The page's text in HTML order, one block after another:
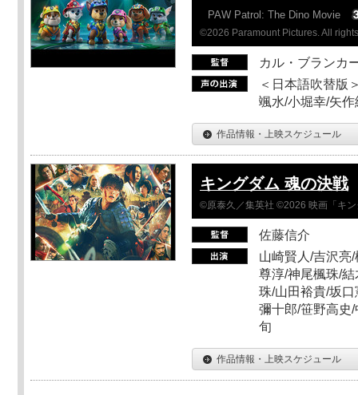
PAW Patrol: The Dino Movie
©2026 Paramount Pictures. All
カル・ブランカ
＜日本語吹替版
颯水/小堀幸/矢作
作品情報・上映スケジュール
キングダム 魂の決戦
©原泰久／集英社 ©2026 映画「キ
佐藤信介
山崎賢人/吉沢亮
尊淳/神尾楓珠/
珠/山田裕貴/坂
彌十郎/笹野高史
旬
作品情報・上映スケジュール